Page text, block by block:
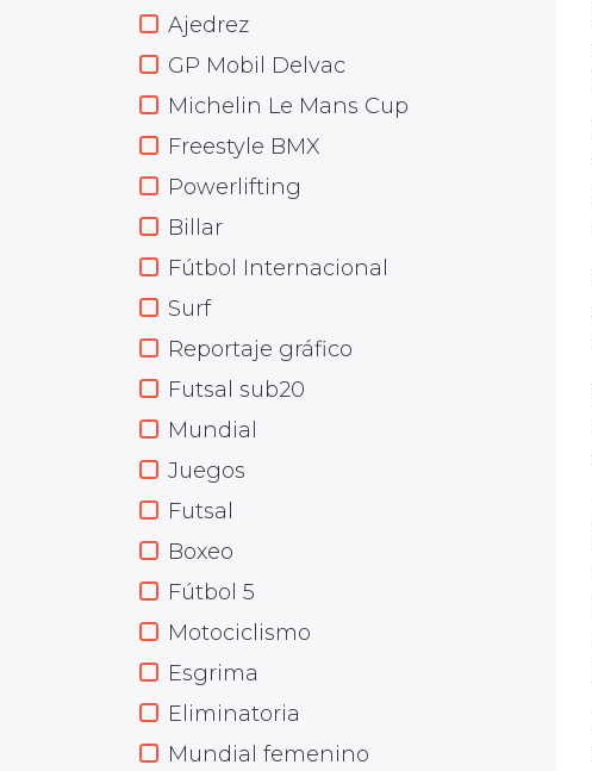
Ajedrez
GP Mobil Delvac
Michelin Le Mans Cup
Freestyle BMX
Powerlifting
Billar
Fútbol Internacional
Surf
Reportaje gráfico
Futsal sub20
Mundial
Juegos
Futsal
Boxeo
Fútbol 5
Motociclismo
Esgrima
Eliminatoria
Mundial femenino